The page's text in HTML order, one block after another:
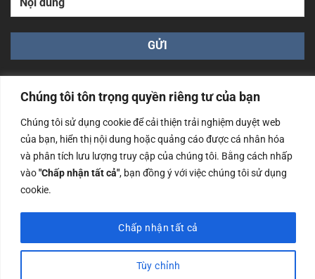
Chúng tôi tôn trọng quyền riêng tư của bạn
Chúng tôi sử dụng cookie để cải thiện trải nghiệm duyệt web
của bạn, hiển thị nội dung hoặc quảng cáo được cá nhân hóa
và phân tích lưu lượng truy cập của chúng tôi. Bằng cách nhấp
vào"Chấp nhận tất cả", bạn đồng ý với việc chúng tôi sử dụng
cookie.
Tùy chỉnh
Chấp nhận tất cả
Công ty TNHH Nam Bình Xương - Số ĐKKD: 0108783483
cấp ngày 14/06/2019 bởi Sở Kế Hoạch và Đầu Tư Tp. Hà
Nội
Copyrights @2023 Nam Binh Xuong. All Rights Reserved